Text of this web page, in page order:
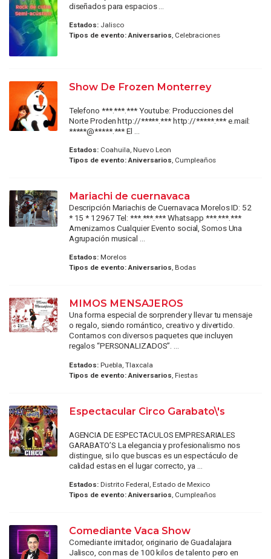
diseñados para espacios ...
Estados:Jalisco
Tipos de evento: Aniversarios, Celebraciones
Show De Frozen Monterrey
Telefono ***.***.*** Youtube: Producciones del
Norte Proden http://*****.*** http://*****.*** e.mail:
*****@*****.*** El ...
Estados:Coahuila, Nuevo Leon
Tipos de evento: Aniversarios, Cumpleaños
Mariachi de cuernavaca
Descripción Mariachis de Cuernavaca Morelos ID: 52
* 15 * 12967 Tel: ***.***.*** Whatsapp ***.***.***
Amenizamos Cualquier Evento social, Somos Una
Agrupación musical ...
Estados:Morelos
Tipos de evento: Aniversarios, Bodas
MIMOS MENSAJEROS
Una forma especial de sorprender y llevar tu mensaje
o regalo, siendo romántico, creativo y divertido.
Contamos con diversos paquetes que incluyen
regalos “PERSONALIZADOS”. ...
Estados:Puebla, Tlaxcala
Tipos de evento: Aniversarios , Fiestas
Espectacular Circo Garabato\'s
AGENCIA DE ESPECTACULOS EMPRESARIALES
GARABATO’S La elegancia y profesionalismo nos
distingue, si lo que buscas es un espectáculo de
calidad estas en el lugar correcto, ya ...
Estados:Distrito Federal, Estado de Mexico
Tipos de evento: Aniversarios, Cumpleaños
Comediante Vaca Show
Comediante imitador, originario de Guadalajara
Jalisco, con mas de 100 kilos de talento pero en